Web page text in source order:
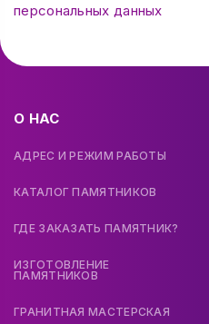
персональных данных
О НАС
АДРЕС И РЕЖИМ РАБОТЫ
КАТАЛОГ ПАМЯТНИКОВ
ГДЕ ЗАКАЗАТЬ ПАМЯТНИК?
ИЗГОТОВЛЕНИЕ
ПАМЯТНИКОВ
ГРАНИТНАЯ МАСТЕРСКАЯ